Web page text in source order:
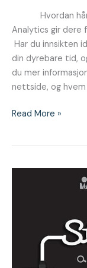
Hvordan
Analytics gir dere
Har du innsikten
din dyrebare tid,
du mer
nettside, og
Read More »
markedsstrategi